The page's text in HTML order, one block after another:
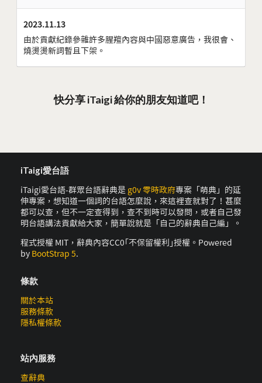
2023.11.13
由於貢獻紀錄參雜許多腥羶內容與中國惡意廣告，我很會、
燒燙燙新詞暫且下架。
快分享 iTaigi 給你的朋友知道吧！
iTaigi愛台語
iTaigi愛台語-群眾台語辭典是 g0v 零時政府專案「萌典」的延
伸專案，想知道一個詞的台語怎麼說，來這裡查就對了！甚麼
都可以查，但不一定查得到，查不到時可以發問，或者自己發
明台語講法貢獻給大家，簡單說就是「自己的辭典自己編」。
程式授權 MIT，辭典內容CC0｢不保留權利｣授權。Powered
by BootStrap 5.
條款
關於本站
服務條款
隱私權條款
站內服務
查辭典